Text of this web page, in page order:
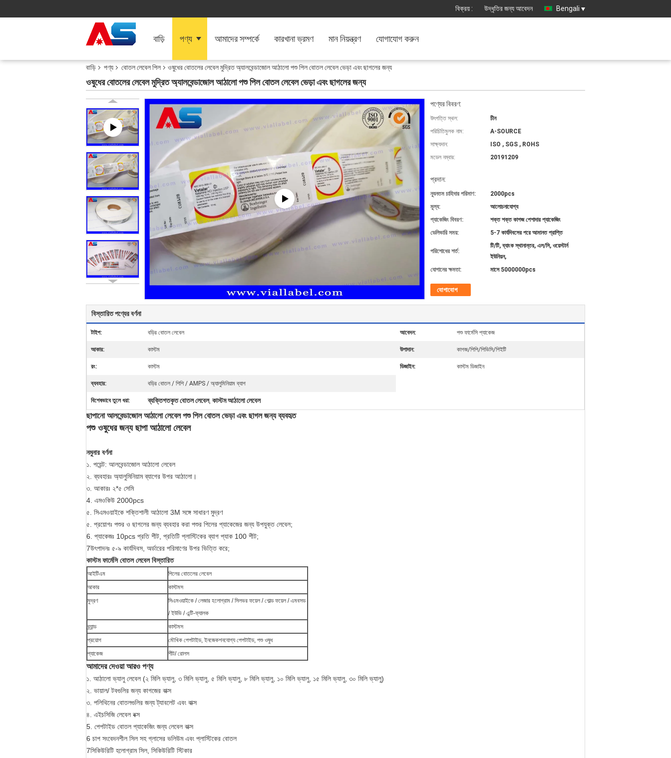
বিক্রয় : উদ্ধৃতির জন্য আবেদন Bengali
বাড়ি পণ্য আমাদের সম্পর্কে কারখানা ভ্রমণ মান নিয়ন্ত্রণ যোগাযোগ করুন
বাড়ি পণ্য বোতল লেবেল পিল ওষুধের বোতলের লেবেল মুদ্রিত অ্যালবেন্ডাজোল আঠালো পশু পিল বোতল লেবেল ভেড়া এবং ছাগলের জন্য
ওষুধের বোতলের লেবেল মুদ্রিত অ্যালবেন্ডাজোল আঠালো পশু পিল বোতল লেবেল ভেড়া এবং ছাগলের জন্য
পণ্যের বিবরণ:
উৎপত্তি স্থল:
চীন
পরিচিতিমুলক নাম:
A-SOURCE
সাক্ষ্যদান:
ISO , SGS , ROHS
মডেল নম্বার:
20191209
প্রদান:
ন্যূনতম চাহিদার পরিমাণ:
2000pcs
মূল্য:
আলোচনাযোগ্য
প্যাকেজিং বিবরণ:
শক্ত শক্ত কাগজ পেশাদার প্যাকেজিং
ডেলিভারি সময়:
5-7 কার্যদিবসের পরে আমানত প্রাপ্তি
পরিশোধের শর্ত:
টি/টি, ব্যাংক স্থানান্তর, এল/সি, ওয়েস্টার্ন
ইউনিয়ন,
যোগানের ক্ষমতা:
মাসে 5000000pcs
যোগাযোগ
বিস্তারিত পণ্যের বর্ণনা
টাইপ: বড়ির বোতল লেবেল আবেদন: পশু ফার্মেসি প্যাকেজ
আকার: কাস্টম উপাদান: কাগজ/পিপি/পিভিসি/পিইটি
রং: কাস্টম ডিজাইন: কাস্টম ডিজাইন
ব্যবহার: বড়ির বোতল / শিশি / AMPS / অ্যালুমিনিয়াম ব্যাগ
বিশেষভাবে তুলে ধরা: ব্যক্তিগতকৃত বোতল লেবেল, কাস্টম আঠালো লেবেল
ছাপানো আলবেন্ডাজোল আঠালো লেবেল পশু পিল বোতল ভেড়া এবং ছাগল জন্য ব্যবহৃত
পশু ওষুধের জন্য ছাপা আঠালো লেবেল
নমুনার বর্ণনা
১. পয়েন্ট: আলবেন্ডাজোল আঠালো লেবেল
২. ব্যবহারঃ অ্যালুমিনিয়াম ব্যাগের উপর আঠালো।
৩. আকারঃ ২*৫ সেমি
4. এমওকিউ 2000pcs
৫. সিএমওয়াইকে শক্তিশালী আঠালো 3M সঙ্গে সাধারণ মুদ্রণ
৫. প্রয়োগঃ পশুর ও ছাগলের জন্য ব্যবহার করা পশুর পিলের প্যাকেজের জন্য উপযুক্ত লেবেল;
6. প্যাকেজঃ 10pcs প্রতি শীট, প্রতিটি প্লাস্টিকের ব্যাগ প্যাক 100 শীট;
7উৎপাদনঃ ৫-৯ কার্যদিবস, অর্ডারের পরিমাণের উপর ভিত্তি করে;
কাস্টম ফার্মেসি বোতল লেবেল বিস্তারিত
আইটিএম
পিলের বোতলের লেবেল
আকার
কাস্টমস
মুদ্রণ
সিএমওয়াইকে / লেজার হলোগ্রাম / সিলভর ফয়েল / গোল্ড ফয়েল / এমবসড
/ ইউভি / এন্টি-ফ্যালক
ব্র্যান্ড
কাস্টমস
প্রয়োগ
মৌখিক পেপটাইড, ইনজেকশনযোগ্য পেপটাইড, পশু ওষুধ
প্যাকেজ
শীট/ রোলস
আমাদের দেওয়া আরও পণ্য
১. আঠালো ভ্যালু লেবেল (২ মিলি ভ্যালু, ৩ মিলি ভ্যালু, ৫ মিলি ভ্যালু, ৮ মিলি ভ্যালু, ১০ মিলি ভ্যালু, ১৫ মিলি ভ্যালু, ৩০ মিলি ভ্যালু)
২. ভায়াল/ টবগুলির জন্য কাগজের বাক্স
৩. পলিথিনের বোতলগুলির জন্য ট্যাবলেট এবং বাক্স
৪. এইচসিজি লেবেল বক্স
5. পেপটাইড বোতল প্যাকেজিং জন্য লেবেল বাক্স
6 চাপ সংবেদনশীল সিল সহ গ্লাসের ভলিউম এবং প্লাস্টিকের বোতল
7সিকিউরিটি হলোগ্রাম সিল, সিকিউরিটি স্টিকার